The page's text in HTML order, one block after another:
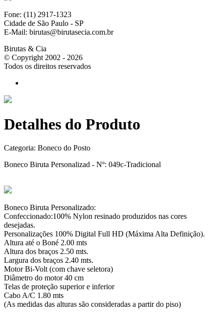
Fone: (11) 2917-1323
Cidade de São Paulo - SP
E-Mail: birutas@birutasecia.com.br
Birutas & Cia
© Copyright 2002 - 2026
Todos os direitos reservados
Detalhes do Produto
Categoria: Boneco do Posto
Boneco Biruta Personalizad - Nº: 049c-Tradicional
Boneco Biruta Personalizado:
Confeccionado:100% Nylon resinado produzidos nas cores
desejadas.
Personalizações 100% Digital Full HD (Máxima Alta Definição).
Altura até o Boné 2.00 mts
Altura dos braços 2.50 mts.
Largura dos braços 2.40 mts.
Motor Bi-Volt (com chave seletora)
Diâmetro do motor 40 cm
Telas de proteção superior e inferior
Cabo A/C 1.80 mts
(As medidas das alturas são consideradas a partir do piso)